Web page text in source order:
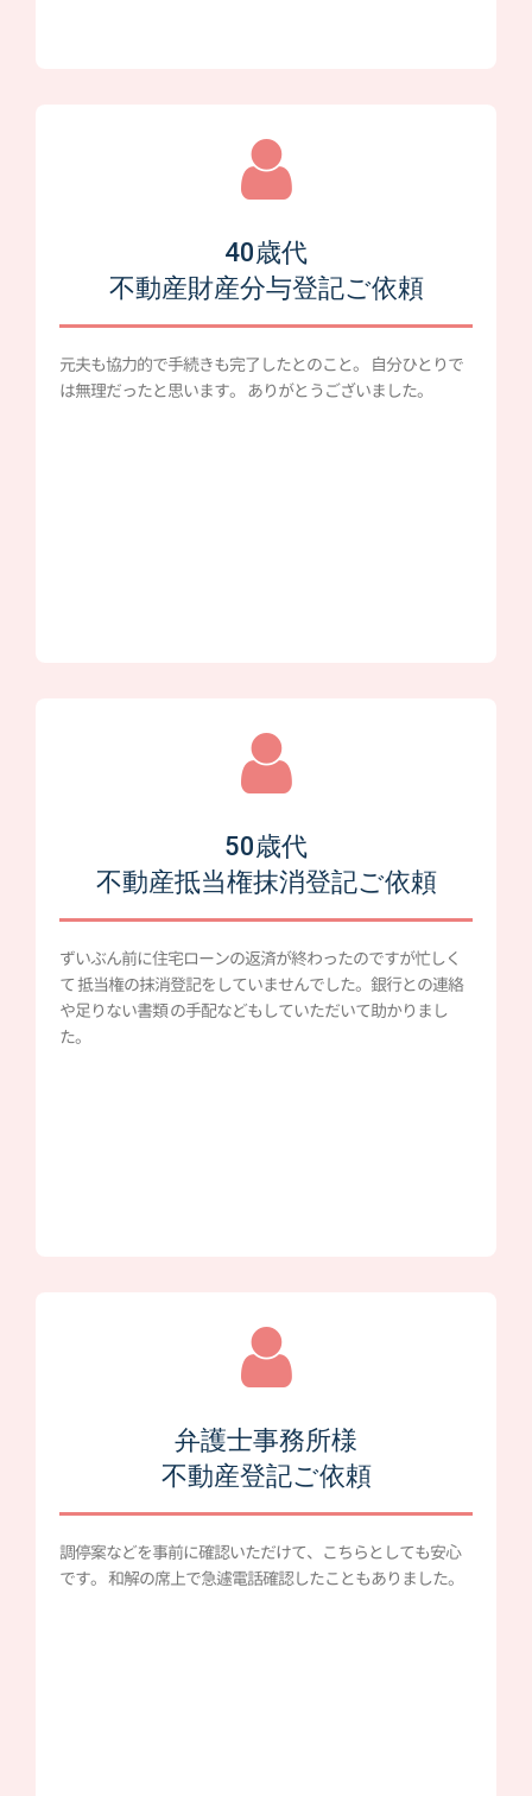
40歳代
不動産財産分与登記ご依頼
元夫も協力的で手続きも完了したとのこと。 自分ひとりで
は無理だったと思います。 ありがとうございました。
50歳代
不動産抵当権抹消登記ご依頼
ずいぶん前に住宅ローンの返済が終わったのですが忙しく
て 抵当権の抹消登記をしていませんでした。銀行との連絡
や足りない書類 の手配などもしていただいて助かりまし
た。
弁護士事務所様
不動産登記ご依頼
調停案などを事前に確認いただけて、こちらとしても安心
です。 和解の席上で急遽電話確認したこともありました。